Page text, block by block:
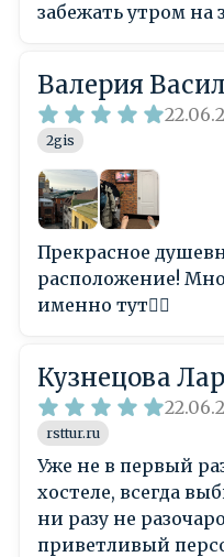
забежать утром на
Валерия
2gis
Прекрасное
расположение!
именно тут👍🏼
Кузнецова
rsttur.ru
Уже не в первый
хостеле, всегда
ни разу не
приветливый